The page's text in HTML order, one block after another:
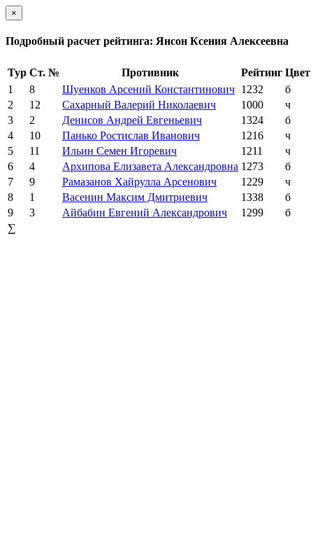
×
Подробный расчет рейтинга: Янсон Ксения Алексеевна
Тур Ст. № Противник Рейтинг Цвет
1
8 Шуенков Арсений Константинович 1232
б
2
12 Сахарный Валерий Николаевич 1000
ч
3
2 Денисов Андрей Евгеньевич 1324
б
4
10 Панько Ростислав Иванович 1216
ч
5
11 Ильин Семен Игоревич 1211
ч
6
4 Архипова Елизавета Александровна 1273
б
7
9 Рамазанов Хайрулла Арсенович 1229
ч
8
1 Васенин Максим Дмитриевич 1338
б
9
3 Айбабин Евгений Александрович 1299
б
∑